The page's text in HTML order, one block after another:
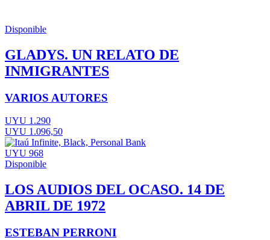
Disponible
GLADYS. UN RELATO DE
INMIGRANTES
VARIOS AUTORES
UYU 1.290
UYU 1.096,50
UYU 968
Disponible
LOS AUDIOS DEL OCASO. 14 DE
ABRIL DE 1972
ESTEBAN PERRONI